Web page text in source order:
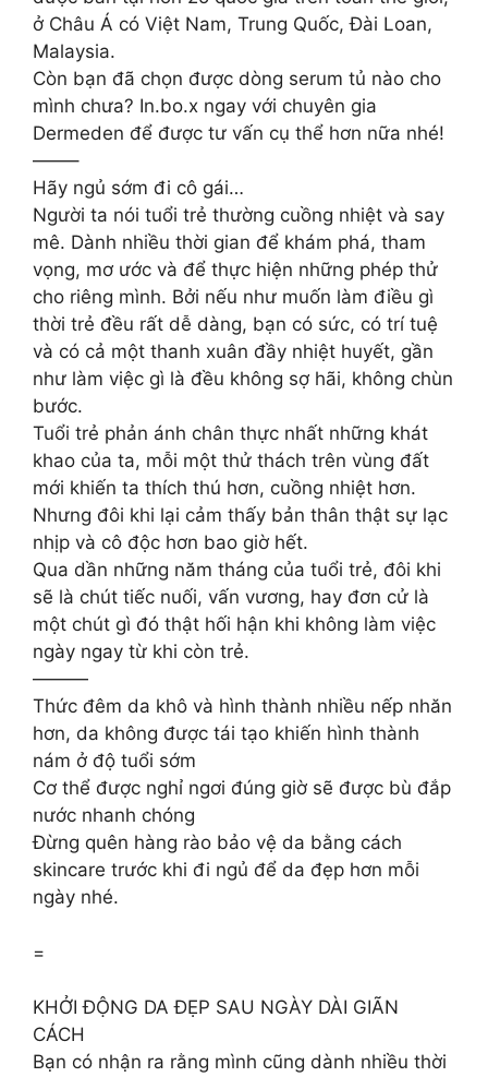
ở Châu Á có Việt Nam, Trung Quốc, Đài Loan,
Malaysia.
Còn bạn đã chọn được dòng serum tủ nào cho
mình chưa? In.bo.x ngay với chuyên gia
Dermeden để được tư vấn cụ thể hơn nữa nhé!
——–
Hãy ngủ sớm đi cô gái…
Người ta nói tuổi trẻ thường cuồng nhiệt và say
mê. Dành nhiều thời gian để khám phá, tham
vọng, mơ ước và để thực hiện những phép thử
cho riêng mình. Bởi nếu như muốn làm điều gì
thời trẻ đều rất dễ dàng, bạn có sức, có trí tuệ
và có cả một thanh xuân đầy nhiệt huyết, gần
như làm việc gì là đều không sợ hãi, không chùn
bước.
Tuổi trẻ phản ánh chân thực nhất những khát
khao của ta, mỗi một thử thách trên vùng đất
mới khiến ta thích thú hơn, cuồng nhiệt hơn.
Nhưng đôi khi lại cảm thấy bản thân thật sự lạc
nhịp và cô độc hơn bao giờ hết.
Qua dần những năm tháng của tuổi trẻ, đôi khi
sẽ là chút tiếc nuối, vấn vương, hay đơn cử là
một chút gì đó thật hối hận khi không làm việc
ngày ngay từ khi còn trẻ.
———
Thức đêm da khô và hình thành nhiều nếp nhăn
hơn, da không được tái tạo khiến hình thành
nám ở độ tuổi sớm
Cơ thể được nghỉ ngơi đúng giờ sẽ được bù đắp
nước nhanh chóng
Đừng quên hàng rào bảo vệ da bằng cách
skincare trước khi đi ngủ để da đẹp hơn mỗi
ngày nhé.
=
KHỞI ĐỘNG DA ĐẸP SAU NGÀY DÀI GIÃN
CÁCH
Bạn có nhận ra rằng mình cũng dành nhiều thời